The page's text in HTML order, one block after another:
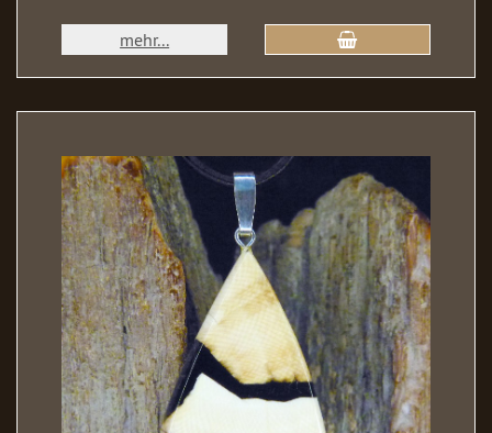
mehr...